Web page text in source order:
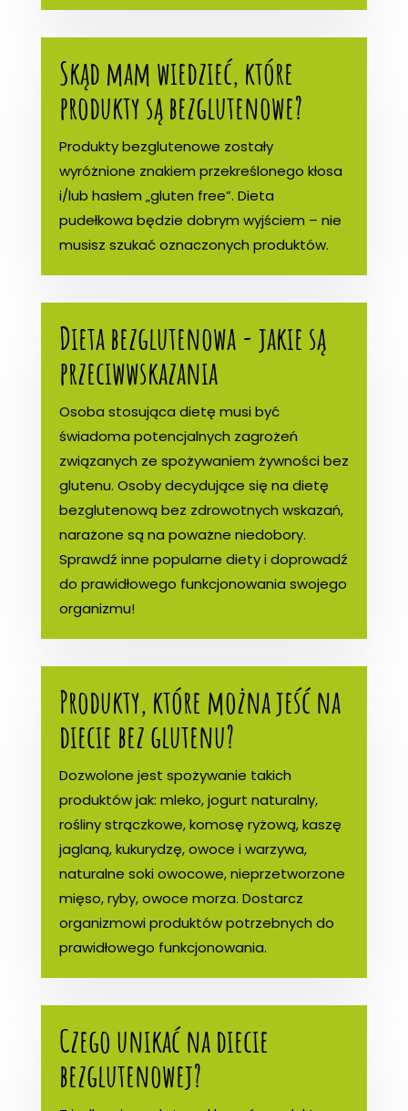
Skąd mam wiedzieć, które
produkty są bezglutenowe?
Produkty bezglutenowe zostały
wyróżnione znakiem przekreślonego kłosa
i/lub hasłem „gluten free”. Dieta
pudełkowa będzie dobrym wyjściem – nie
musisz szukać oznaczonych produktów.
Dieta bezglutenowa - jakie są
przeciwwskazania
Osoba stosująca dietę musi być
świadoma potencjalnych zagrożeń
związanych ze spożywaniem żywności bez
glutenu. Osoby decydujące się na dietę
bezglutenową bez zdrowotnych wskazań,
narażone są na poważne niedobory.
Sprawdź inne popularne diety i doprowadź
do prawidłowego funkcjonowania swojego
organizmu!
Produkty, które można jeść na
diecie bez glutenu?
Dozwolone jest spożywanie takich
produktów jak: mleko, jogurt naturalny,
rośliny strączkowe, komosę ryżową, kaszę
jaglaną, kukurydzę, owoce i warzywa,
naturalne soki owocowe, nieprzetworzone
mięso, ryby, owoce morza. Dostarcz
organizmowi produktów potrzebnych do
prawidłowego funkcjonowania.
Czego unikać na diecie
bezglutenowej?